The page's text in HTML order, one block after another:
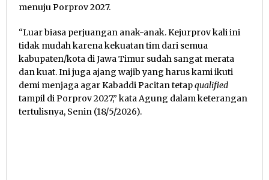
menuju Porprov 2027.
“Luar biasa perjuangan anak-anak. Kejurprov kali ini
tidak mudah karena kekuatan tim dari semua
kabupaten/kota di Jawa Timur sudah sangat merata
dan kuat. Ini juga ajang wajib yang harus kami ikuti
demi menjaga agar Kabaddi Pacitan tetapqualified
tampil di Porprov 2027,” kata Agung dalam keterangan
tertulisnya, Senin (18/5/2026).